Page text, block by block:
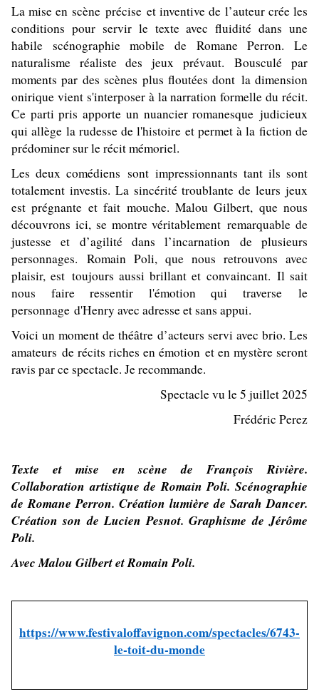
La mise en scène précise et inventive de l’auteur crée les
conditions pour servir le texte avec fluidité dans une
habile scénographie mobile de Romane Perron. Le
naturalisme réaliste des jeux prévaut. Bousculé par
moments par des scènes plus floutées dont la dimension
onirique vient s'interposer à la narration formelle du récit.
Ce parti pris apporte un nuancier romanesque judicieux
qui allège la rudesse de l'histoire et permet à la fiction de
prédominer sur le récit mémoriel.
Les deux comédiens sont impressionnants tant ils sont
totalement investis. La sincérité troublante de leurs jeux
est prégnante et fait mouche. Malou Gilbert, que nous
découvrons ici, se montre véritablement remarquable de
justesse et d’agilité dans l’incarnation de plusieurs
personnages. Romain Poli, que nous retrouvons avec
plaisir, est toujours aussi brillant et convaincant. Il sait
nous faire ressentir l'émotion qui traverse le
personnage d'Henry avec adresse et sans appui.
Voici un moment de théâtre d’acteurs servi avec brio. Les
amateurs de récits riches en émotion et en mystère seront
ravis par ce spectacle. Je recommande.
Spectacle vu le 5 juillet 2025
Frédéric Perez
Texte et mise en scène de François Rivière.
Collaboration artistique de Romain Poli. Scénographie
de Romane Perron. Création lumière de Sarah Dancer.
Création son de Lucien Pesnot. Graphisme de Jérôme
Poli.
Avec Malou Gilbert et Romain Poli.
https://www.festivaloffavignon.com/spectacles/6743-
le-toit-du-monde